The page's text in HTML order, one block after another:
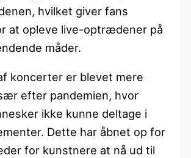
hvilket giver fans
at opleve live-optrædener på
måder.
koncerter er blevet mere
efter pandemien, hvor
ikke kunne deltage i
Dette har åbnet op for
for kunstnere at nå ud til